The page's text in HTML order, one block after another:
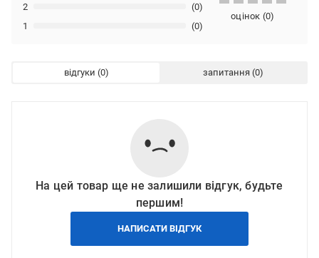
1 (0)
2 (0)
оцінок (0)
відгуки запитання
На цей товар ще не залишили відгук, будьте
першим!
НАПИСАТИ ВІДГУК